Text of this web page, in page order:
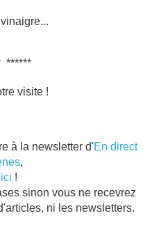
******
visite !
à la newsletter d'En direct
,
ici !
sinon vous ne recevrez
ni les newsletters.